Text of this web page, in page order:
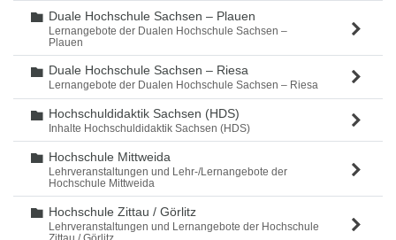
Ordner
Duale Hochschule Sachsen – Plauen
Lernangebote der Dualen Hochschule Sachsen –
Plauen
Ordner
Duale Hochschule Sachsen – Riesa
Lernangebote der Dualen Hochschule Sachsen – Riesa
Ordner
Hochschuldidaktik Sachsen (HDS)
Inhalte Hochschuldidaktik Sachsen (HDS)
Ordner
Hochschule Mittweida
Lehrveranstaltungen und Lehr-/Lernangebote der
Hochschule Mittweida
Ordner
Hochschule Zittau / Görlitz
Lehrveranstaltungen und Lernangebote der Hochschule
Zittau / Görlitz